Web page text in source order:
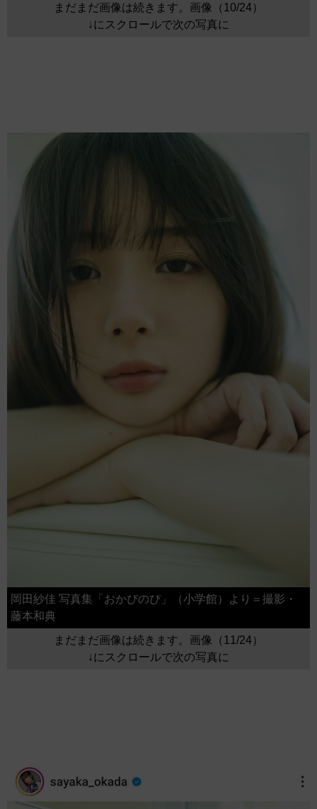
まだまだ画像は続きます。画像（10/24）
↓にスクロールで次の写真に
岡田紗佳 写真集「おかぴのぴ」（小学館）より＝撮影・
藤本和典
まだまだ画像は続きます。画像（11/24）
↓にスクロールで次の写真に